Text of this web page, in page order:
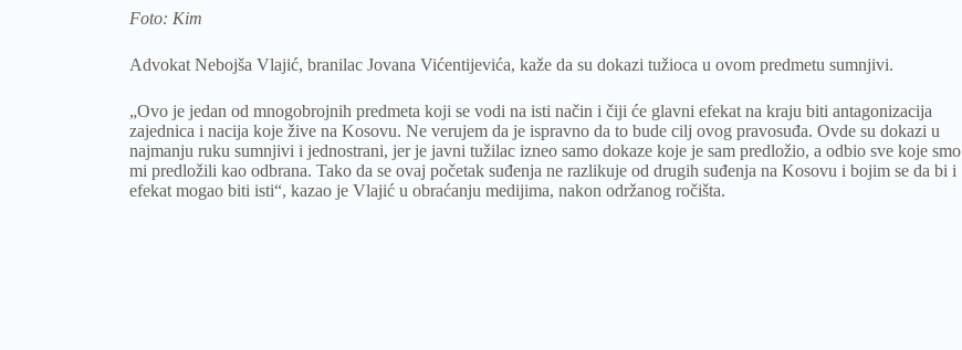
Foto: Kim
Advokat Nebojša Vlajić, branilac Jovana Vićentijevića, kaže da su dokazi tužioca u ovom predmetu sumnjivi.
„Ovo je jedan od mnogobrojnih predmeta koji se vodi na isti način i čiji će glavni efekat na kraju biti antagonizacija
zajednica i nacija koje žive na Kosovu. Ne verujem da je ispravno da to bude cilj ovog pravosuđa. Ovde su dokazi u
najmanju ruku sumnjivi i jednostrani, jer je javni tužilac izneo samo dokaze koje je sam predložio, a odbio sve koje smo
mi predložili kao odbrana. Tako da se ovaj početak suđenja ne razlikuje od drugih suđenja na Kosovu i bojim se da bi i
efekat mogao biti isti“, kazao je Vlajić u obraćanju medijima, nakon održanog ročišta.